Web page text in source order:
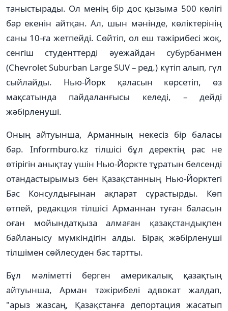
таныстырады. Ол менің бір дос қызыма 500 көлігі
бар екенін айтқан. Ал, шын мәнінде, көліктерінің
саны 10-ға жетпейді. Сөйтіп, ол еш тәжірибесі жоқ,
сенгіш студенттерді әуежайдан субурбанмен
(Chevrolet Suburban Large SUV – ред.) күтіп алып, гүл
сыйлайды. Нью-Йорк қаласын көрсетіп, өз
мақсатында пайдаланғысы келеді, – дейді
жәбірленуші.
Оның айтуынша, Арманның некесіз бір баласы
бар. Informburo.kz тілшісі бұл деректің рас не
өтірігін анықтау үшін Нью-Йоркте тұратын белсенді
отандастырымыз бен Қазақстанның Нью-Йорктегі
Бас Консулдығынан ақпарат сұрастырды. Көп
өтпей, редакция тілшісі Арманнан туған баласын
оған мойындатқыза алмаған қазақстандықпен
байланысу мүмкіндігін алды. Бірақ жәбірленуші
тілшімен сөйлесуден бас тартты.
Бұл мәліметті берген америкалық қазақтың
айтуынша, Арман тәжірибелі адвокат жалдап,
"арыз жазсаң, Қазақстанға депортация жасатып